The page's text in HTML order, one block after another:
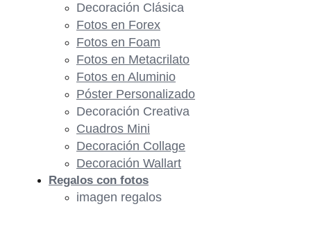
Decoración Clásica
Fotos en Forex
Fotos en Foam
Fotos en Metacrilato
Fotos en Aluminio
Póster Personalizado
Decoración Creativa
Cuadros Mini
Decoración Collage
Decoración Wallart
Regalos con fotos
imagen regalos